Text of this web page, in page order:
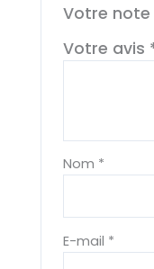
Votre note
Votre avis
Nom *
E-mail *